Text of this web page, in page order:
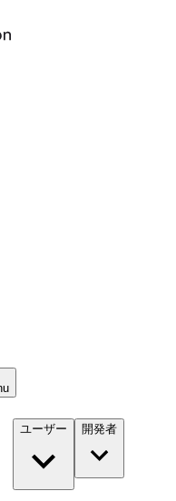
ユーザー 開発者​